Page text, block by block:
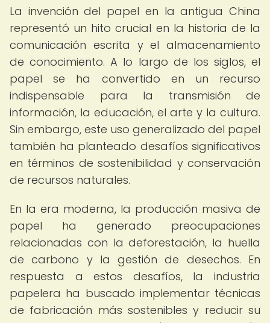
La invención del papel en la antigua China
representó un hito crucial en la historia de la
comunicación escrita y el almacenamiento
de conocimiento. A lo largo de los siglos, el
papel se ha convertido en un recurso
indispensable para la transmisión de
información, la educación, el arte y la cultura.
Sin embargo, este uso generalizado del papel
también ha planteado desafíos significativos
en términos de sostenibilidad y conservación
de recursos naturales.
En la era moderna, la producción masiva de
papel ha generado preocupaciones
relacionadas con la deforestación, la huella
de carbono y la gestión de desechos. En
respuesta a estos desafíos, la industria
papelera ha buscado implementar técnicas
de fabricación más sostenibles y reducir su